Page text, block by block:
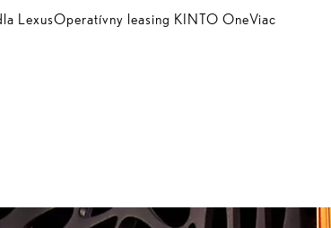
LexusOperatívny leasing KINTO OneViac